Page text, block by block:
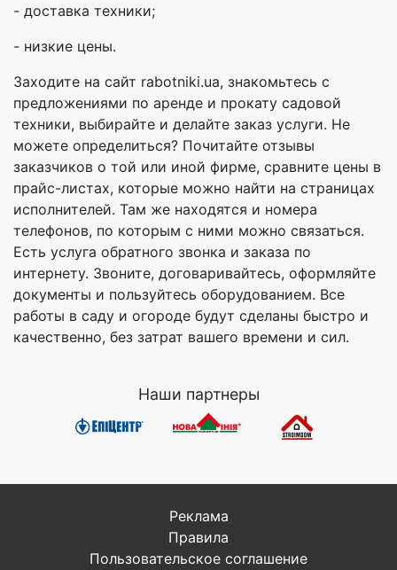
- доставка техники;
- низкие цены.
Заходите на сайт rabotniki.ua, знакомьтесь с
предложениями по аренде и прокату садовой
техники, выбирайте и делайте заказ услуги. Не
можете определиться? Почитайте отзывы
заказчиков о той или иной фирме, сравните цены в
прайс-листах, которые можно найти на страницах
исполнителей. Там же находятся и номера
телефонов, по которым с ними можно связаться.
Есть услуга обратного звонка и заказа по
интернету. Звоните, договаривайтесь, оформляйте
документы и пользуйтесь оборудованием. Все
работы в саду и огороде будут сделаны быстро и
качественно, без затрат вашего времени и сил.
Наши партнеры
Реклама
Правила
Пользовательское соглашение